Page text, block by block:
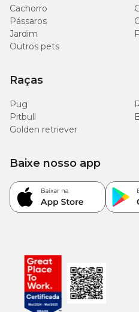
Cachorro
Pássaros
Jardim
Outros pets
Raças
Pug
Pitbull
Golden retriever
Baixe nosso app